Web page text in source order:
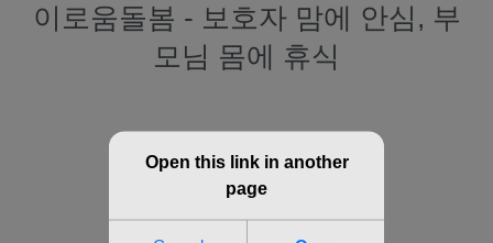
이로움돌봄 - 보호자 맘에 안심, 부
모님 몸에 휴식